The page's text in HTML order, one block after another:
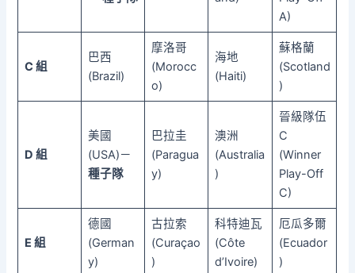
A)
C 組
巴西
(Brazil)
摩洛哥
(Morocc
o)
海地
(Haiti)
蘇格蘭
(Scotland
)
D 組
美國
(USA)－
種子隊
巴拉圭
(Paragua
y)
澳洲
(Australia
)
晉級隊伍
C
(Winner
Play-Off
C)
E 組
德國
(German
y)
古拉索
(Curaçao
)
科特迪瓦
(Côte
d’Ivoire)
厄瓜多爾
(Ecuador
)